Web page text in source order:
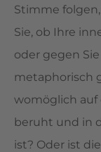
Stimme
Sie, ob Ihre
oder gegen
metaphorisch
womöglich auf
beruht und in
ist? Oder ist